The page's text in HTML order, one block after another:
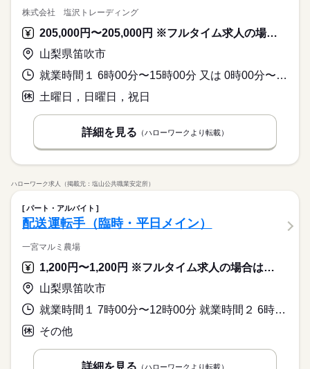
株式会社 塩沢トレーディング
205,000円〜205,000円 ※フルタイム求人の場合は月額（換算額）、パート求人の場合は時間額を表示しています。
山梨県笛吹市
就業時間１ 6時00分〜15時00分 又は 0時00分〜23時59分の時間の間の8時間 就業時間に関する特記事項 行き先により、就業時間が変更になる場合があります。
土曜日，日曜日，祝日
詳細を見る （ハローワークより転載）
ハローワーク求人（掲載元：塩山公共職業安定所）
パート・アルバイト
配送運転手（臨時・平日メイン）
一宮マルミ農場
1,200円〜1,200円 ※フルタイム求人の場合は月額（換算額）、パート求人の場合は時間額を表示しています。
山梨県笛吹市
就業時間１ 7時00分〜12時00分 就業時間２ 6時00分〜11時00分 就業時間に関する特記事項 配送先により、就業時間が（１）、（２）のいずれかになります。
その他
詳細を見る （ハローワークより転載）